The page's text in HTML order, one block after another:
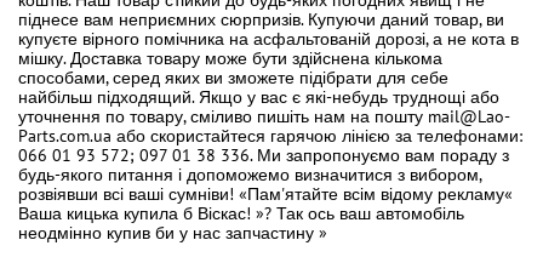
піднесе вам неприємних сюрпризів. Купуючи даний товар, ви
купуєте вірного помічника на асфальтованій дорозі, а не кота в
мішку. Доставка товару може бути здійснена кількома
способами, серед яких ви зможете підібрати для себе
найбільш підходящий. Якщо у вас є які-небудь труднощі або
уточнення по товару, сміливо пишіть нам на пошту mail@Lao-
Parts.com.ua або скористайтеся гарячою лінією за телефонами:
066 01 93 572; 097 01 38 336. Ми запропонуємо вам пораду з
будь-якого питання і допоможемо визначитися з вибором,
розвіявши всі ваші сумніви! «Пам'ятайте всім відому рекламу«
Ваша кицька купила б Віскас! »? Так ось ваш автомобіль
неодмінно купив би у нас запчастину »